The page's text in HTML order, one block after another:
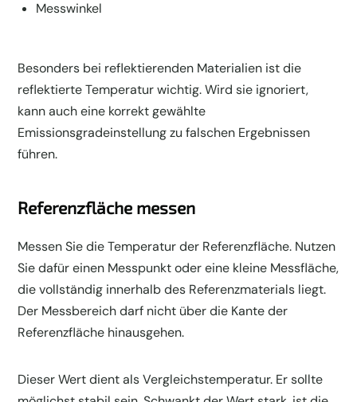
Messwinkel
Besonders bei reflektierenden Materialien ist die
reflektierte Temperatur wichtig. Wird sie ignoriert,
kann auch eine korrekt gewählte
Emissionsgradeinstellung zu falschen Ergebnissen
führen.
Referenzfläche messen
Messen Sie die Temperatur der Referenzfläche. Nutzen
Sie dafür einen Messpunkt oder eine kleine Messfläche,
die vollständig innerhalb des Referenzmaterials liegt.
Der Messbereich darf nicht über die Kante der
Referenzfläche hinausgehen.
Dieser Wert dient als Vergleichstemperatur. Er sollte